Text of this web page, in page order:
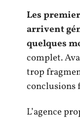
Les
arrivent
quelques
complet.
trop
conclusions
L’agence